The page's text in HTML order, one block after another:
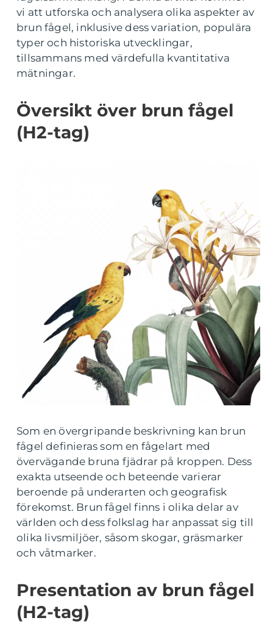
vi att utforska och analysera olika aspekter av
brun fågel, inklusive dess variation, populära
typer och historiska utvecklingar,
tillsammans med värdefulla kvantitativa
mätningar.
Översikt över brun fågel
(H2-tag)
Som en övergripande beskrivning kan brun
fågel definieras som en fågelart med
övervägande bruna fjädrar på kroppen. Dess
exakta utseende och beteende varierar
beroende på underarten och geografisk
förekomst. Brun fågel finns i olika delar av
världen och dess folkslag har anpassat sig till
olika livsmiljöer, såsom skogar, gräsmarker
och våtmarker.
Presentation av brun fågel
(H2-tag)